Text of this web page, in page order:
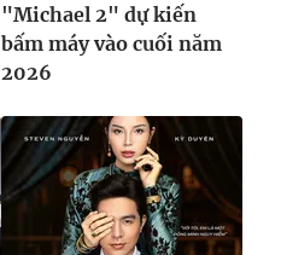
"Michael 2" dự kiến
bấm máy vào cuối năm
2026